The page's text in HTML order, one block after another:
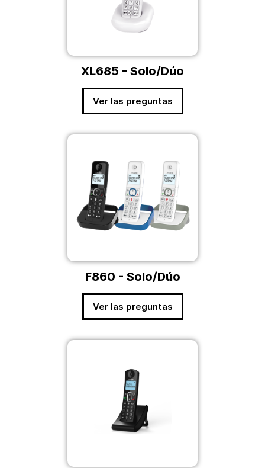
XL685 - Solo/Dúo
Ver las preguntas
F860 - Solo/Dúo
Ver las preguntas